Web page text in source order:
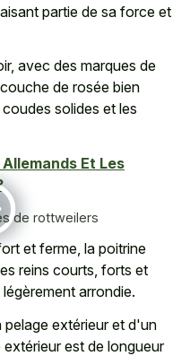
partie de sa force et
avec des marques de
de rosée bien
solides et les
Et Les
de rottweilers
et ferme, la poitrine
reins courts, forts et
arrondie.
extérieur et d'un
est de longueur